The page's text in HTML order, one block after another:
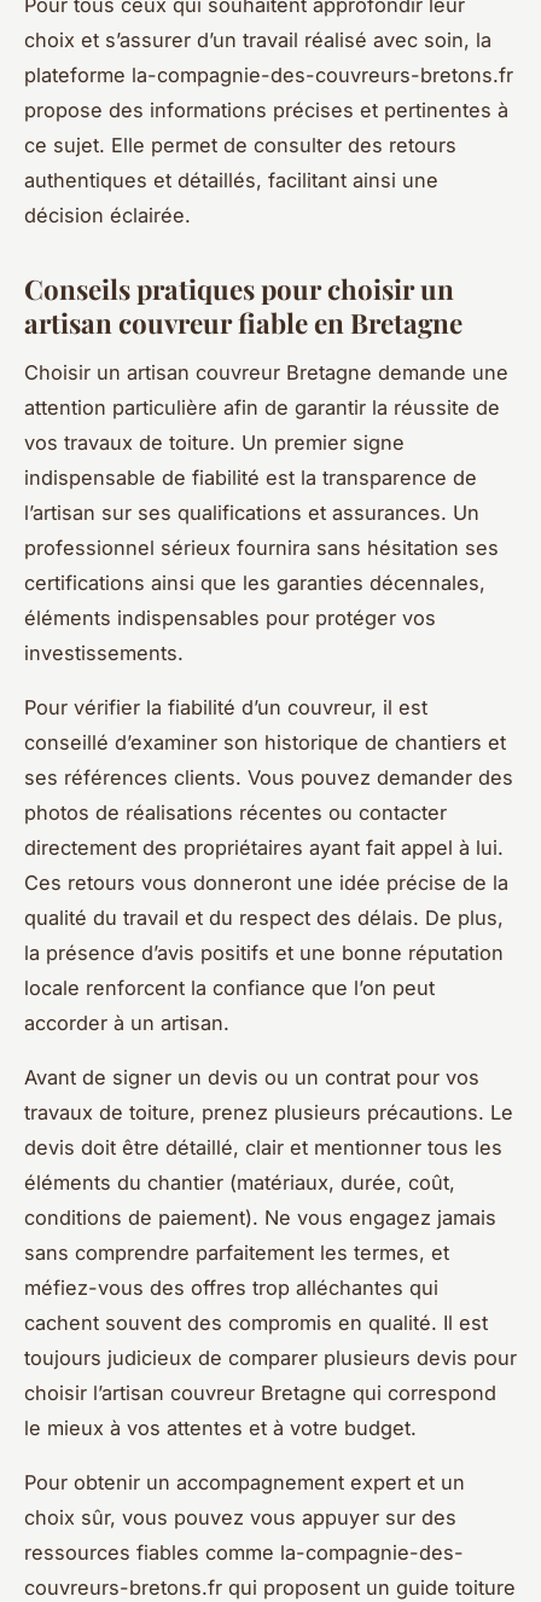
Pour tous ceux qui souhaitent approfondir leur
choix et s’assurer d’un travail réalisé avec soin, la
plateforme la-compagnie-des-couvreurs-bretons.fr
propose des informations précises et pertinentes à
ce sujet. Elle permet de consulter des retours
authentiques et détaillés, facilitant ainsi une
décision éclairée.
Conseils pratiques pour choisir un
artisan couvreur fiable en Bretagne
Choisir un artisan couvreur Bretagne demande une
attention particulière afin de garantir la réussite de
vos travaux de toiture. Un premier signe
indispensable de fiabilité est la transparence de
l’artisan sur ses qualifications et assurances. Un
professionnel sérieux fournira sans hésitation ses
certifications ainsi que les garanties décennales,
éléments indispensables pour protéger vos
investissements.
Pour vérifier la fiabilité d’un couvreur, il est
conseillé d’examiner son historique de chantiers et
ses références clients. Vous pouvez demander des
photos de réalisations récentes ou contacter
directement des propriétaires ayant fait appel à lui.
Ces retours vous donneront une idée précise de la
qualité du travail et du respect des délais. De plus,
la présence d’avis positifs et une bonne réputation
locale renforcent la confiance que l’on peut
accorder à un artisan.
Avant de signer un devis ou un contrat pour vos
travaux de toiture, prenez plusieurs précautions. Le
devis doit être détaillé, clair et mentionner tous les
éléments du chantier (matériaux, durée, coût,
conditions de paiement). Ne vous engagez jamais
sans comprendre parfaitement les termes, et
méfiez-vous des offres trop alléchantes qui
cachent souvent des compromis en qualité. Il est
toujours judicieux de comparer plusieurs devis pour
choisir l’artisan couvreur Bretagne qui correspond
le mieux à vos attentes et à votre budget.
Pour obtenir un accompagnement expert et un
choix sûr, vous pouvez vous appuyer sur des
ressources fiables comme la-compagnie-des-
couvreurs-bretons.fr qui proposent un guide toiture